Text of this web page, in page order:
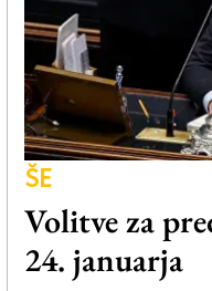
ŠE
Volitve za
24. januarja